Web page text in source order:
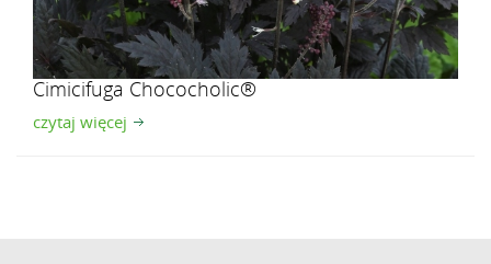
Cimicifuga Chococholic®
czytaj więcej